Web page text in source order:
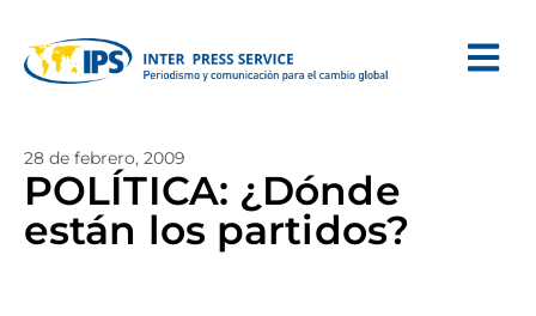
28 de febrero, 2009
POLÍTICA: ¿Dónde
están los partidos?